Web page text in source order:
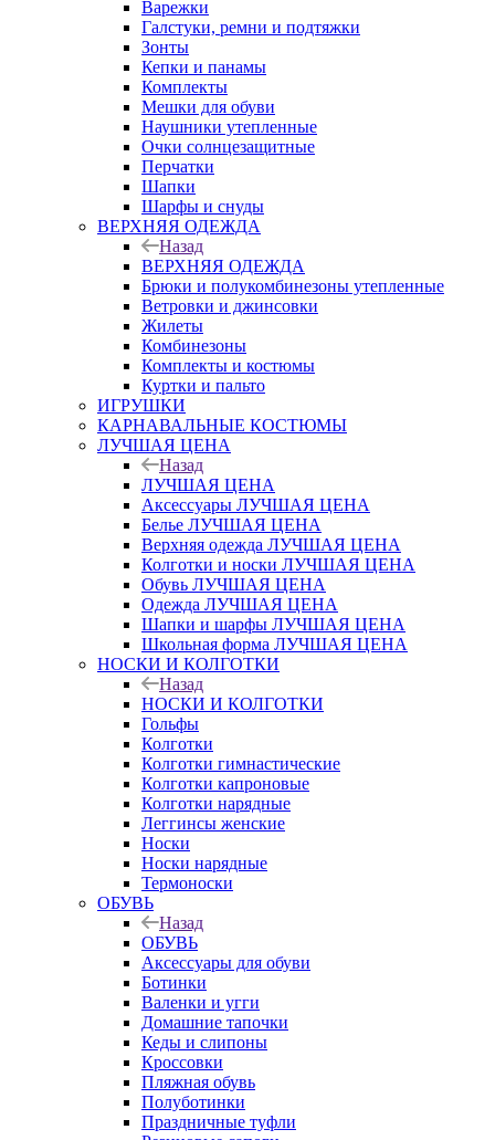
Варежки
Галстуки, ремни и подтяжки
Зонты
Кепки и панамы
Комплекты
Мешки для обуви
Наушники утепленные
Очки солнцезащитные
Перчатки
Шапки
Шарфы и снуды
ВЕРХНЯЯ ОДЕЖДА
Назад
ВЕРХНЯЯ ОДЕЖДА
Брюки и полукомбинезоны утепленные
Ветровки и джинсовки
Жилеты
Комбинезоны
Комплекты и костюмы
Куртки и пальто
ИГРУШКИ
КАРНАВАЛЬНЫЕ КОСТЮМЫ
ЛУЧШАЯ ЦЕНА
Назад
ЛУЧШАЯ ЦЕНА
Аксессуары ЛУЧШАЯ ЦЕНА
Белье ЛУЧШАЯ ЦЕНА
Верхняя одежда ЛУЧШАЯ ЦЕНА
Колготки и носки ЛУЧШАЯ ЦЕНА
Обувь ЛУЧШАЯ ЦЕНА
Одежда ЛУЧШАЯ ЦЕНА
Шапки и шарфы ЛУЧШАЯ ЦЕНА
Школьная форма ЛУЧШАЯ ЦЕНА
НОСКИ И КОЛГОТКИ
Назад
НОСКИ И КОЛГОТКИ
Гольфы
Колготки
Колготки гимнастические
Колготки капроновые
Колготки нарядные
Леггинсы женские
Носки
Носки нарядные
Термоноски
ОБУВЬ
Назад
ОБУВЬ
Аксессуары для обуви
Ботинки
Валенки и угги
Домашние тапочки
Кеды и слипоны
Кроссовки
Пляжная обувь
Полуботинки
Праздничные туфли